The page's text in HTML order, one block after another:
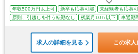
年収500万円以上可 新卒も応募可能
未経験者も応募
原則、引越しを伴う転勤なし
残業月10ｈ以下 車通勤
求人の詳細を見る この求